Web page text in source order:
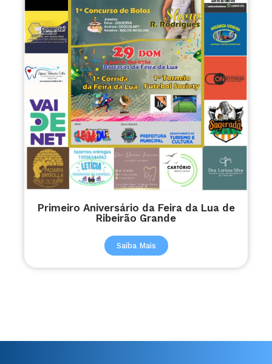
Primeiro Aniversário da Feira da Lua de
Ribeirão Grande
Saiba Mais